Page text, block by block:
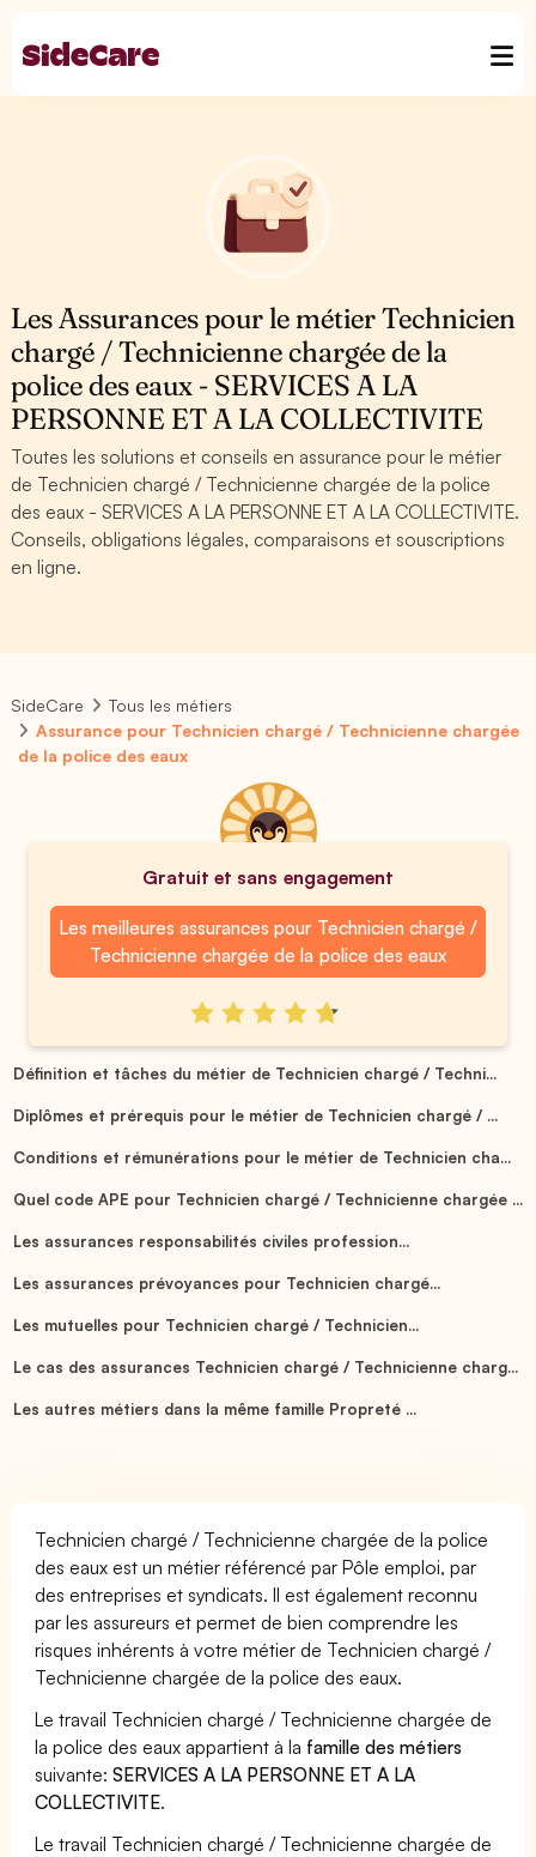
Les Assurances pour le métier Technicien
chargé / Technicienne chargée de la
police des eaux - SERVICES A LA
PERSONNE ET A LA COLLECTIVITE
Toutes les solutions et conseils en assurance pour le métier
de Technicien chargé / Technicienne chargée de la police
des eaux - SERVICES A LA PERSONNE ET A LA COLLECTIVITE.
Conseils, obligations légales, comparaisons et souscriptions
en ligne.
SideCare
Tous les métiers
Assurance pour Technicien chargé / Technicienne chargée
de la police des eaux
Gratuit et sans engagement
Les meilleures assurances pour Technicien chargé /
Technicienne chargée de la police des eaux
Définition et tâches du métier de Technicien chargé / Techni...
Diplômes et prérequis pour le métier de Technicien chargé / ...
Conditions et rémunérations pour le métier de Technicien cha...
Quel code APE pour Technicien chargé / Technicienne chargée ...
Les assurances responsabilités civiles profession...
Les assurances prévoyances pour Technicien chargé...
Les mutuelles pour Technicien chargé / Technicien...
Le cas des assurances Technicien chargé / Technicienne charg...
Les autres métiers dans la même famille Propreté ...
Technicien chargé / Technicienne chargée de la police
des eaux est un métier référencé par Pôle emploi, par
des entreprises et syndicats. Il est également reconnu
par les assureurs et permet de bien comprendre les
risques inhérents à votre métier de Technicien chargé /
Technicienne chargée de la police des eaux.
Le travail Technicien chargé / Technicienne chargée de
la police des eaux appartient à la famille des métiers
suivante:SERVICES A LA PERSONNE ET A LA
COLLECTIVITE.
Le travail Technicien chargé / Technicienne chargée de